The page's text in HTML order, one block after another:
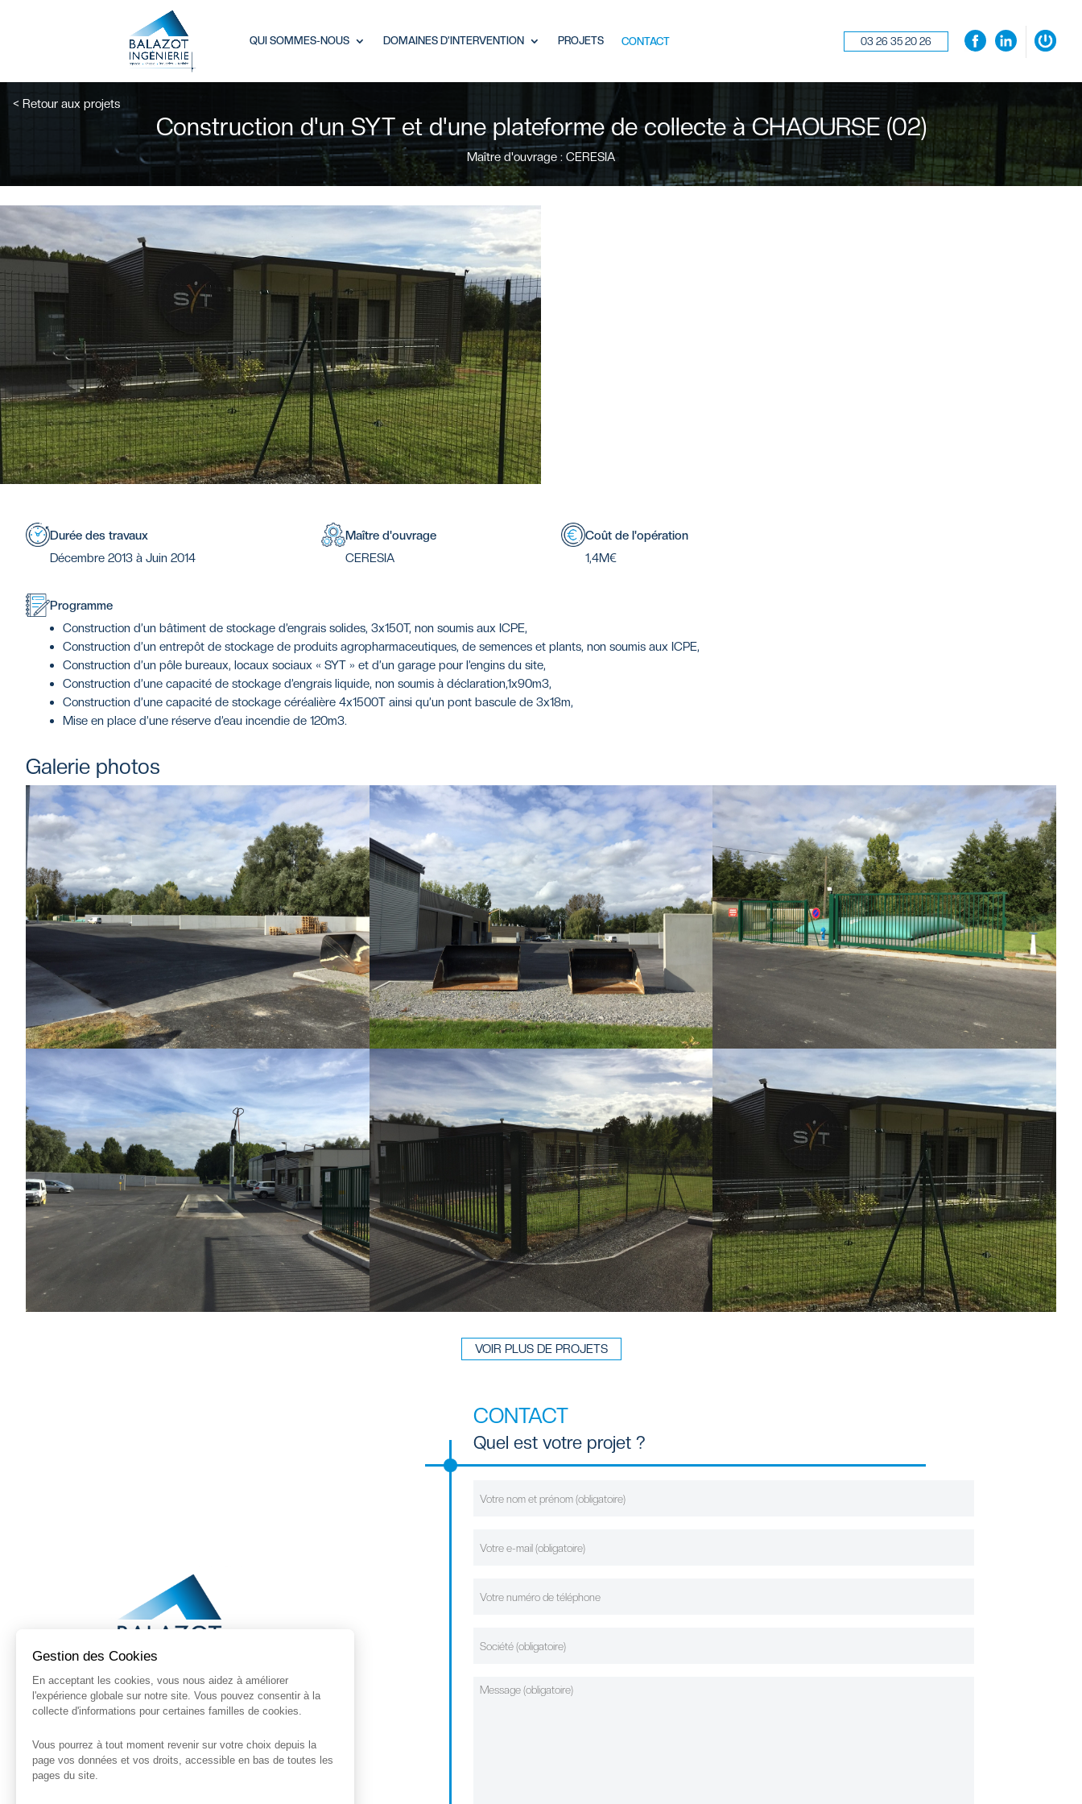
QUI SOMMES-NOUS DOMAINES D’INTERVENTION PROJETS CONTACT 03 26 35 20 26
×
Connexion
Se souvenir de moi
Mot de passe oublié ?
< Retour aux projets
Construction d'un SYT et d'une plateforme de collecte à CHAOURSE (02)
Maître d'ouvrage : CERESIA
Durée des travaux
Décembre 2013 à Juin 2014
Maître d'ouvrage
CERESIA
Coût de l'opération
1,4M€
Programme
Construction d’un bâtiment de stockage d’engrais solides, 3x150T, non soumis aux ICPE,
Construction d’un entrepôt de stockage de produits agropharmaceutiques, de semences et plants, non soumis aux ICPE,
Construction d’un pôle bureaux, locaux sociaux « SYT » et d’un garage pour l’engins du site,
Construction d’une capacité de stockage d’engrais liquide, non soumis à déclaration,1x90m3,
Construction d’une capacité de stockage céréalière 4x1500T ainsi qu’un pont bascule de 3x18m,
Mise en place d’une réserve d’eau incendie de 120m3.
Galerie photos
VOIR PLUS DE PROJETS
BALAZOT INGÉNIERIE
51100 Reims, France
03 26 35 20 26
CONTACT
Quel est votre projet ?
Gestion des Cookies
En acceptant les cookies, vous nous aidez à améliorer
l'expérience globale sur notre site. Vous pouvez consentir à la
collecte d'informations pour certaines familles de cookies.
Vous pourrez à tout moment revenir sur votre choix depuis la
page vos données et vos droits, accessible en bas de toutes les
pages du site.